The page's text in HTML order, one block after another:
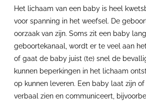
Het lichaam van een baby is heel
voor spanning in het weefsel. De
oorzaak van zijn. Soms zit een baby
geboortekanaal, wordt er te veel aan
of gaat de baby juist (te) snel de
kunnen beperkingen in het lichaam
op kunnen leveren. Een baby laat zijn
verbaal zien en communiceert,